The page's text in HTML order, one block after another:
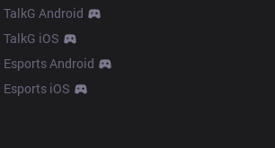
TalkG Android
TalkG iOS
Esports Android
Esports iOS